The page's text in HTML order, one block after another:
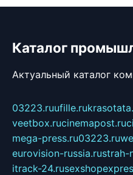
Каталог
Актуальный каталог
03223.ruufille.ru
veetbox.rucinemapost.ru
mega-press.ru03223.ru
eurovision-russia.rustrah-
itrack-24.ru